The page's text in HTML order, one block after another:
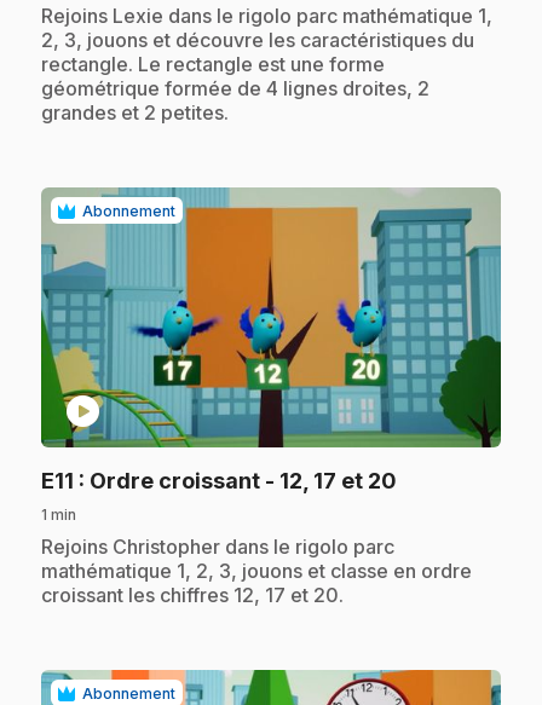
.Rejoins Lexie dans le rigolo parc mathématique 1,
2, 3, jouons et découvre les caractéristiques du
rectangle. Le rectangle est une forme
géométrique formée de 4 lignes droites, 2
grandes et 2 petites.
Abonnement
play_circle
E11 : Ordre croissant - 12, 17 et 20
1 min
.Rejoins Christopher dans le rigolo parc
mathématique 1, 2, 3, jouons et classe en ordre
croissant les chiffres 12, 17 et 20.
Abonnement